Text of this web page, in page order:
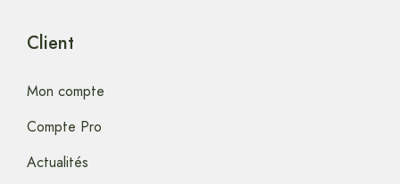
Client
Mon compte
Compte Pro
Actualités